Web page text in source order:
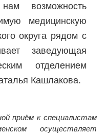
возможность
медицинскую
округа рядом с
заведующая
отделением
Кашлакова.
приём к специалистам
осуществляет